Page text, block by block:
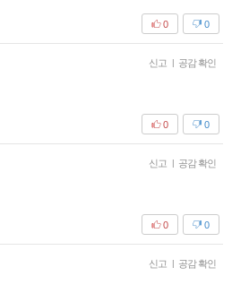
0
0
신고 | 공감 확인
0
0
신고 | 공감 확인
0
0
신고 | 공감 확인